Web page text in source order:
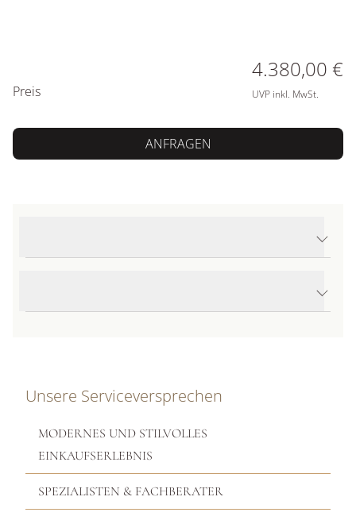
Preis
4.380,00 €
UVP inkl. MwSt.
ANFRAGEN
Unsere Serviceversprechen
MODERNES UND STILVOLLES
EINKAUFSERLEBNIS
SPEZIALISTEN & FACHBERATER